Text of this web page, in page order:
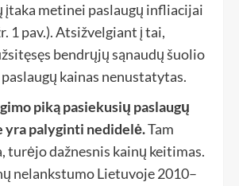
įtaka metinei paslaugų infliacijai
1 pav.). Atsižvelgiant į tai,
bendrųjų sąnaudų šuolio
kainas nenustatytas.
piką pasiekusių paslaugų
yra palyginti nedidelė.Tam
turėjo dažnesnis kainų keitimas.
nelankstumo Lietuvoje 2010–